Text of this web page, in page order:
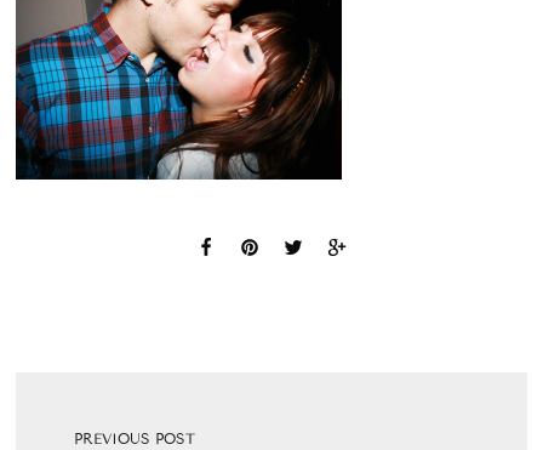
PREVIOUS POST